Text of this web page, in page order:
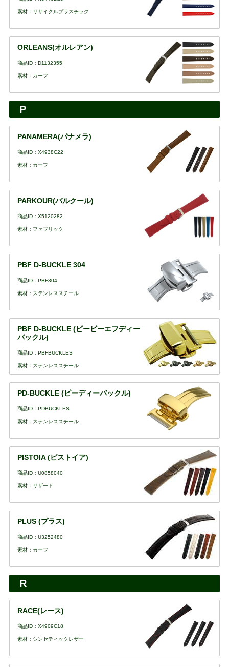
素材：リサイクルプラスチック
ORLEANS(オルレアン)
商品ID：D1132355
素材：カーフ
P
PANAMERA(パナメラ)
商品ID：X4938C22
素材：カーフ
PARKOUR(パルクール)
商品ID：X5120282
素材：ファブリック
PBF D-BUCKLE 304
商品ID：PBF304
素材：ステンレススチール
PBF D-BUCKLE (ピービーエフディー
バックル)
商品ID：PBFBUCKLES
素材：ステンレススチール
PD-BUCKLE (ピーディーバックル)
商品ID：PDBUCKLES
素材：ステンレススチール
PISTOIA (ピストイア)
商品ID：U0858040
素材：リザード
PLUS (プラス)
商品ID：U3252480
素材：カーフ
R
RACE(レース)
商品ID：X4909C18
素材：シンセティックレザー